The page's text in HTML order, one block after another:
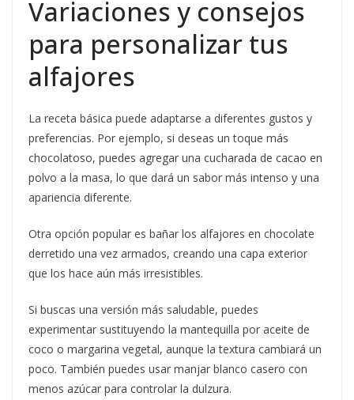
Variaciones y consejos
para personalizar tus
alfajores
La receta básica puede adaptarse a diferentes gustos y
preferencias. Por ejemplo, si deseas un toque más
chocolatoso, puedes agregar una cucharada de cacao en
polvo a la masa, lo que dará un sabor más intenso y una
apariencia diferente.
Otra opción popular es bañar los alfajores en chocolate
derretido una vez armados, creando una capa exterior
que los hace aún más irresistibles.
Si buscas una versión más saludable, puedes
experimentar sustituyendo la mantequilla por aceite de
coco o margarina vegetal, aunque la textura cambiará un
poco. También puedes usar manjar blanco casero con
menos azúcar para controlar la dulzura.